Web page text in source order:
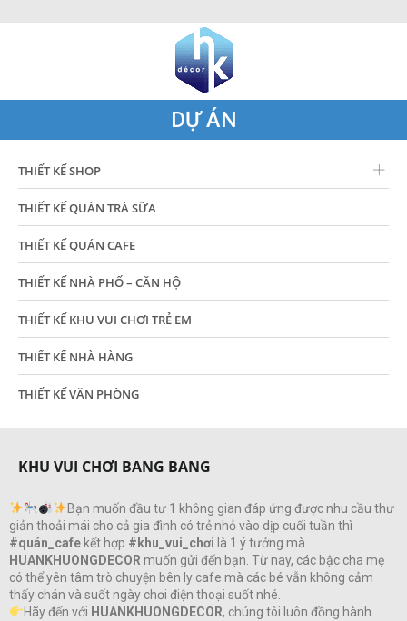
DỰ ÁN
THIẾT KẾ SHOP
THIẾT KẾ QUÁN TRÀ SỮA
THIẾT KẾ QUÁN CAFE
THIẾT KẾ NHÀ PHỐ – CĂN HỘ
THIẾT KẾ KHU VUI CHƠI TRẺ EM
THIẾT KẾ NHÀ HÀNG
THIẾT KẾ VĂN PHÒNG
KHU VUI CHƠI BANG BANG
Bạn muốn đầu tư 1 không gian đáp ứng được nhu cầu thư
giản thoải mái cho cả gia đình có trẻ nhỏ vào dịp cuối tuần thì
#quán_cafe kết hợp #khu_vui_chơi là 1 ý tưởng mà
HUANKHUONGDECOR muốn gửi đến bạn. Từ nay, các bậc cha mẹ
có thể yên tâm trò chuyện bên ly cafe mà các bé vẫn không cảm
thấy chán và suốt ngày chơi điện thoại suốt nhé.
Hãy đến với HUANKHUONGDECOR, chúng tôi luôn đồng hành